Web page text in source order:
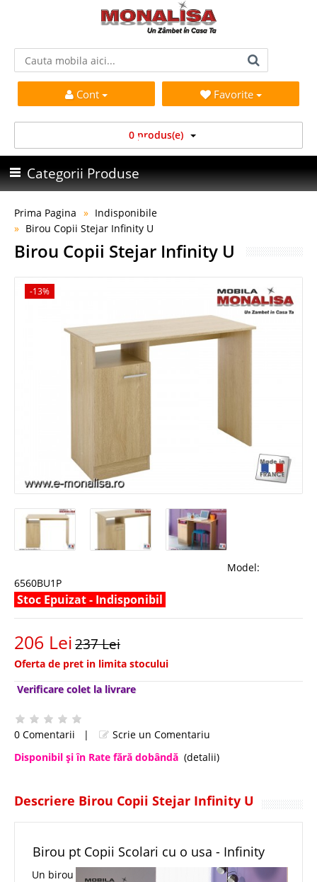
Cont Favorite
0 produs(e)
Categorii Produse
Prima Pagina
Indisponibile
Birou Copii Stejar Infinity U
Birou Copii Stejar Infinity U
-13%
Model:
6560BU1P
Stoc Epuizat - Indisponibil
206 Lei237 Lei
Oferta de pret in limita stocului
Verificare colet la livrare
0 Comentarii |
Scrie un Comentariu
Disponibil şi în Rate fără dobândă (detalii)
Descriere Birou Copii Stejar Infinity U
Birou pt Copii Scolari cu o usa - Infinity
Un birou